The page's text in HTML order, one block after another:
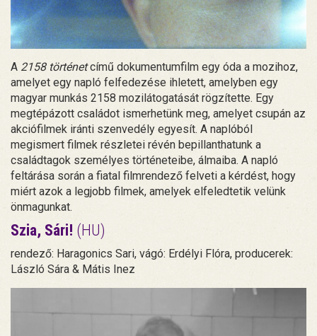
A 2158 történetcímű dokumentumfilm egy óda a mozihoz,
amelyet egy napló felfedezése ihletett, amelyben egy
magyar munkás 2158 mozilátogatását rögzítette. Egy
megtépázott családot ismerhetünk meg, amelyet csupán az
akciófilmek iránti szenvedély egyesít. A naplóból
megismert filmek részletei révén bepillanthatunk a
családtagok személyes történeteibe, álmaiba. A napló
feltárása során a fiatal filmrendező felveti a kérdést, hogy
miért azok a legjobb filmek, amelyek elfeledtetik velünk
önmagunkat.
Szia, Sári! (HU)
rendező: Haragonics Sari, vágó: Erdélyi Flóra, producerek:
László Sára & Mátis Inez